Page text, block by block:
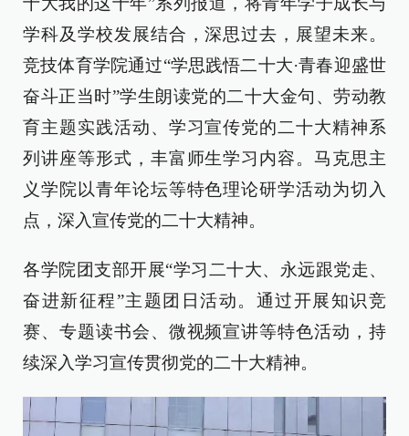
学科及学校发展结合，深思过去，展望未来。
竞技体育学院通过“学思践悟二十大·青春迎盛世
奋斗正当时”学生朗读党的二十大金句、劳动教
育主题实践活动、学习宣传党的二十大精神系
列讲座等形式，丰富师生学习内容。马克思主
义学院以青年论坛等特色理论研学活动为切入
点，深入宣传党的二十大精神。
各学院团支部开展“学习二十大、永远跟党走、
奋进新征程”主题团日活动。通过开展知识竞
赛、专题读书会、微视频宣讲等特色活动，持
续深入学习宣传贯彻党的二十大精神。